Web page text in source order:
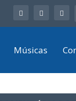
Músicas